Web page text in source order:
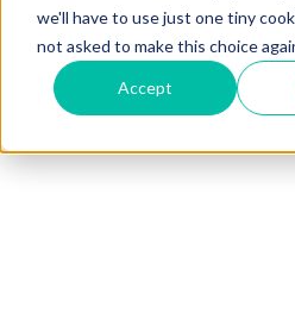
we'll have to use just one tiny
not asked to make this choice
Accept